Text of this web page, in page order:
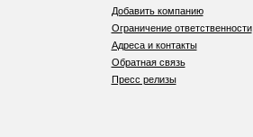
Добавить компанию
Ограничение ответственности
Адреса и контакты
Обратная связь
Пресс релизы